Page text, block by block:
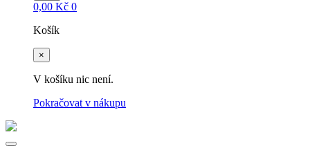
0,00 Kč 0
Košík
×
V košíku nic není.
Pokračovat v nákupu